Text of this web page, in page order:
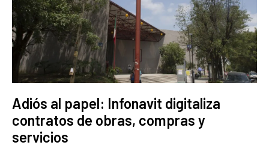
Adiós al papel: Infonavit digitaliza
contratos de obras, compras y
servicios